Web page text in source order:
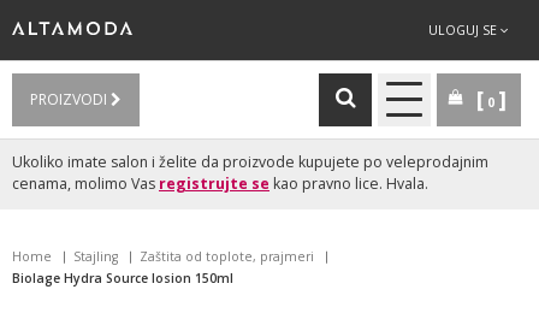
ULOGUJ SE
PROIZVODI 0
Ukoliko imate salon i želite da proizvode kupujete po veleprodajnim
cenama, molimo Vas registrujte se kao pravno lice. Hvala.
Home Stajling
Zaštita od toplote, prajmeri
Biolage Hydra Source losion 150ml